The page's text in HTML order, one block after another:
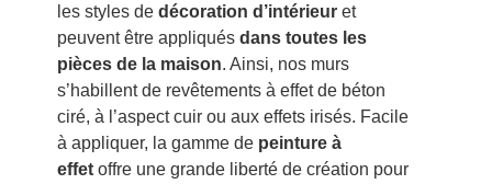
les styles de décoration d’intérieuret
peuvent être appliqués dans toutes les
pièces de la maison. Ainsi, nos murs
s’habillent de revêtements à effet de béton
ciré, à l’aspect cuir ou aux effets irisés. Facile
à appliquer, la gamme de peinture à
effetoffre une grande liberté de création pour